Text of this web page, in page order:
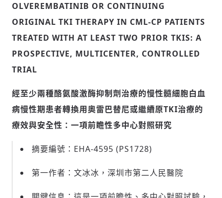
OLVEREMBATINIB OR CONTINUING
ORIGINAL TKI THERAPY IN CML-CP PATIENTS
TREATED WITH AT LEAST TWO PRIOR TKIS: A
PROSPECTIVE, MULTICENTER, CONTROLLED
TRIAL
經至少兩種酪氨酸激酶抑制劑治療的慢性髓細胞白血
病慢性期患者轉換用奧雷巴替尼或繼續原TKI治療的
療效與安全性：一項前瞻性多中心對照研究
摘要編號：EHA-4595 (PS1728)
第一作者：文冰冰，深圳市第二人民醫院